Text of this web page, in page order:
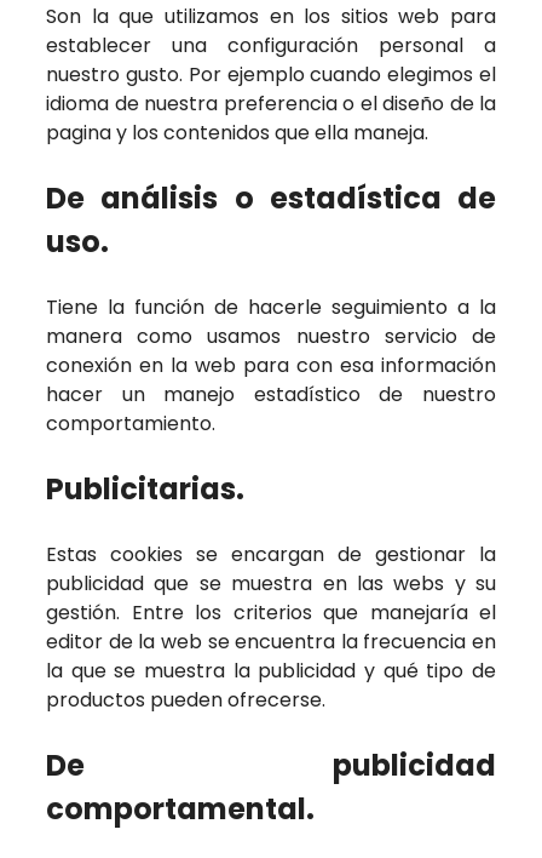
Son la que utilizamos en los sitios web para
establecer una configuración personal a
nuestro gusto. Por ejemplo cuando elegimos el
idioma de nuestra preferencia o el diseño de la
pagina y los contenidos que ella maneja.
De análisis o estadística de
uso.
Tiene la función de hacerle seguimiento a la
manera como usamos nuestro servicio de
conexión en la web para con esa información
hacer un manejo estadístico de nuestro
comportamiento.
Publicitarias.
Estas cookies se encargan de gestionar la
publicidad que se muestra en las webs y su
gestión. Entre los criterios que manejaría el
editor de la web se encuentra la frecuencia en
la que se muestra la publicidad y qué tipo de
productos pueden ofrecerse.
De publicidad
comportamental.